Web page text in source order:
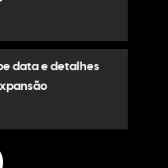
data e detalhes